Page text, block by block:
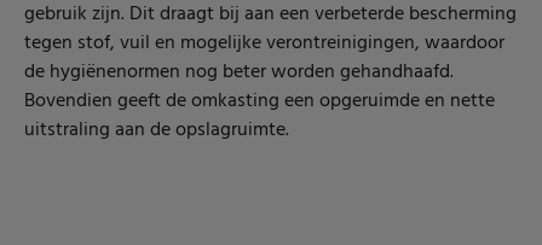
gebruik zijn. Dit draagt bij aan een verbeterde bescherming
tegen stof, vuil en mogelijke verontreinigingen, waardoor
de hygiënenormen nog beter worden gehandhaafd.
Bovendien geeft de omkasting een opgeruimde en nette
uitstraling aan de opslagruimte.